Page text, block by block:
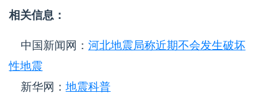
相关信息：
中国新闻网： 河北地震局称近期不会发生破坏
性地震
新华网： 地震科普